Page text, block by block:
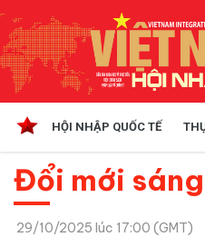
HỘI NHẬP QUỐC TẾ
Đổi mới
29/10/2025 lúc 17:00 (GMT)